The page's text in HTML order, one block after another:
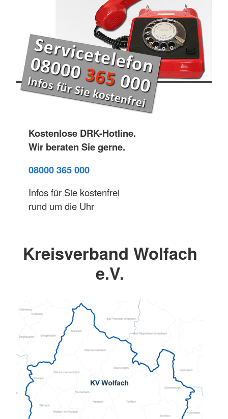
Kostenlose DRK-Hotline.
Wir beraten Sie gerne.
08000 365 000
Infos für Sie kostenfrei
rund um die Uhr
Kreisverband Wolfach
e.V.